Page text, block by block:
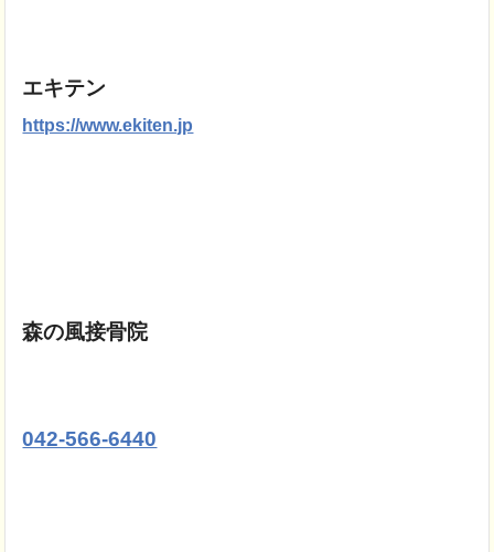
エキテン
https://www.ekiten.jp
森の風接骨院
042-566-6440